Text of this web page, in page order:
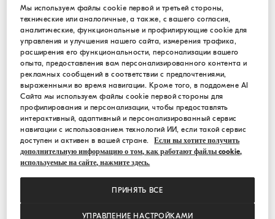
МЫ МОЖЕМ ВАМ ПОМОЧЬ?
Свяжитесь с нашей Клиентской службой, мы будем
рады вам помочь.
Our Customer Care is available from Solomeo, Italy,
Monday through Friday from 8:30 a.m. to 6:30 p.m. and
Saturday from 9:00 a.m. to 5:30 p.m. CET/CEST. Outside
of these hours, as well as on Italian holidays, our team
is still available, but may respond from our Brunello
Cucinelli offices in New York City, Los Angeles and
Shanghai, depending on the local time zone.
Мы используем файлы cookie первой и третьей стороны,
технические или аналогичные, а также, с вашего согласия,
аналитические, функциональные и профилирующие cookie для
управления и улучшения нашего сайта, измерения трафика,
расширения его функциональности, персонализации вашего
опыта, предоставления вам персонализированного контента и
рекламных сообщений в соответствии с предпочтениями,
выраженными во время навигации. Кроме того, в поддомене AI
Сайта мы используем файлы cookie первой стороны для
профилирования и персонализации, чтобы предоставлять
интерактивный, адаптивный и персонализированный сервис
навигации с использованием технологий ИИ, если такой сервис
доступен и активен в вашей стране.
Если вы хотите получить
дополнительную информацию о том, как работают файлы cookie,
используемые на сайте, нажмите здесь.
УПРАВЛЕНИЕ НАСТРОЙКАМИ
ПРИНЯТЬ ВСЕ